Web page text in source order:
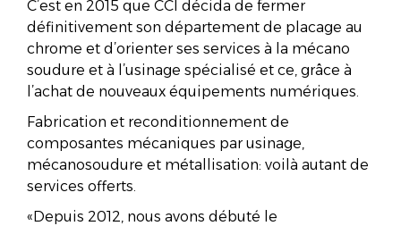
C’est en 2015 que CCI décida de fermer
définitivement son département de placage au
chrome et d’orienter ses services à la mécano
soudure et à l’usinage spécialisé et ce, grâce à
l’achat de nouveaux équipements numériques.
Fabrication et reconditionnement de
composantes mécaniques par usinage,
mécanosoudure et métallisation: voilà autant de
services offerts.
«Depuis 2012, nous avons débuté le